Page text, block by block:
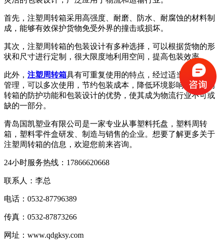
首先，注塑周转箱采用高强度、耐磨、防水、耐腐蚀的材料制
成，能够有效保护货物免受外界的撞击或损坏。
其次，注塑周转箱的包装设计有多种选择，可以根据货物的形
状和尺寸进行定制，很大限度地利用空间，提高包装效率。
此外， 注塑周转箱具有可重复使用的特点，经过适当的维护和
管理，可以多次使用，节约包装成本，降低环境影响。注塑周
转箱的防护功能和包装设计的优势，使其成为物流行业不可或
缺的一部分。
青岛国凯塑业有限公司是一家专业从事塑料托盘，塑料周转
箱，塑料零件盒研发、制造与销售的企业。想要了解更多关于
注塑周转箱的信息，欢迎您前来咨询。
24小时服务热线：17866620668
联系人：李总
电话：0532-87796389
传真：0532-87873266
网址：www.qdgksy.com